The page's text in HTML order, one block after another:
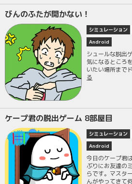
びんのふたが開かない！
シミュレーション
Android
シュールな脱出
気になるところ
いたい場所まで
る
ケープ君の脱出ゲーム 8部屋目
シミュレーション
Android
今日のケープ君
ぶりにお友達の
らです。マスタ
んがやってきて